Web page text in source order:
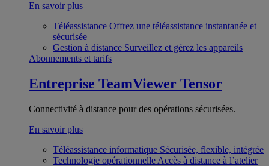
En savoir plus
Téléassistance Offrez une téléassistance instantanée et
sécurisée
Gestion à distance Surveillez et gérez les appareils
Abonnements et tarifs
Entreprise TeamViewer Tensor
Connectivité à distance pour des opérations sécurisées.
En savoir plus
Téléassistance informatique Sécurisée, flexible, intégrée
Technologie opérationnelle Accès à distance à l’atelier